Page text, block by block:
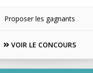
Proposer les gagnants
VOIR LE CONCOURS